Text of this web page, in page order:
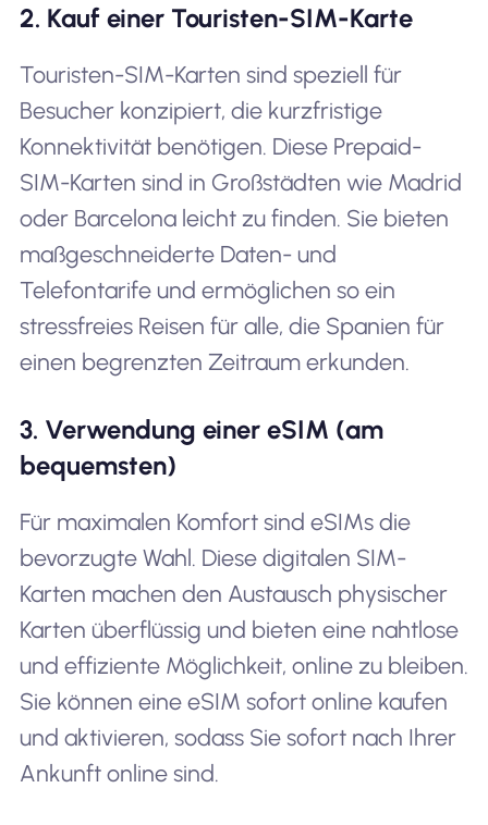
2. Kauf einer Touristen-SIM-Karte
Touristen-SIM-Karten sind speziell für
Besucher konzipiert, die kurzfristige
Konnektivität benötigen. Diese Prepaid-
SIM-Karten sind in Großstädten wie Madrid
oder Barcelona leicht zu finden. Sie bieten
maßgeschneiderte Daten- und
Telefontarife und ermöglichen so ein
stressfreies Reisen für alle, die Spanien für
einen begrenzten Zeitraum erkunden.
3. Verwendung einer eSIM (am
bequemsten)
Für maximalen Komfort sind eSIMs die
bevorzugte Wahl. Diese digitalen SIM-
Karten machen den Austausch physischer
Karten überflüssig und bieten eine nahtlose
und effiziente Möglichkeit, online zu bleiben.
Sie können eine eSIM sofort online kaufen
und aktivieren, sodass Sie sofort nach Ihrer
Ankunft online sind.